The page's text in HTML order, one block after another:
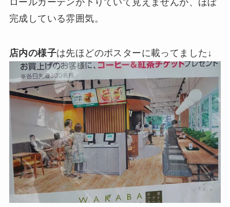
完成している雰囲気。
店内の様子は先ほどのポスターに載ってました↓